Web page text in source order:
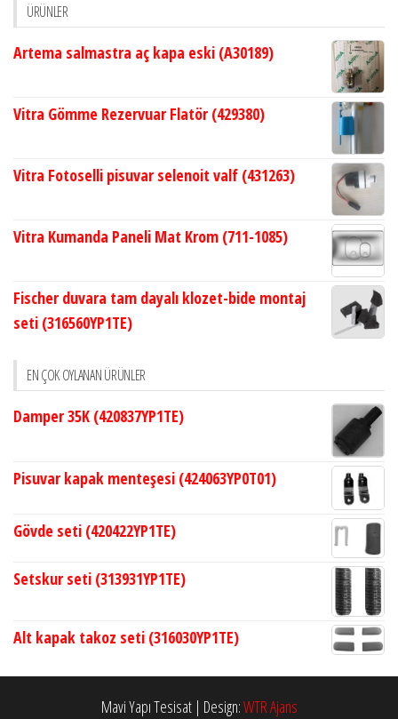
ÜRÜNLER
Artema salmastra aç kapa eski (A30189)
Vitra Gömme Rezervuar Flatör (429380)
Vitra Fotoselli pisuvar selenoit valf (431263)
Vitra Kumanda Paneli Mat Krom (711-1085)
Fischer duvara tam dayalı klozet-bide montaj
seti (316560YP1TE)
EN ÇOK OYLANAN ÜRÜNLER
Damper 35K (420837YP1TE)
Pisuvar kapak menteşesi (424063YP0T01)
Gövde seti (420422YP1TE)
Setskur seti (313931YP1TE)
Alt kapak takoz seti (316030YP1TE)
Mavi Yapı Tesisat | Design:WTR Ajans